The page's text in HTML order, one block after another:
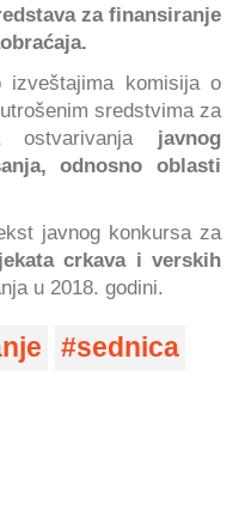
za finansiranje
komisija o
sredstvima za
ostvarivanja javnog
odnosno oblasti
javnog konkursa za
crkava i verskih
u 2018. godini.
sednica